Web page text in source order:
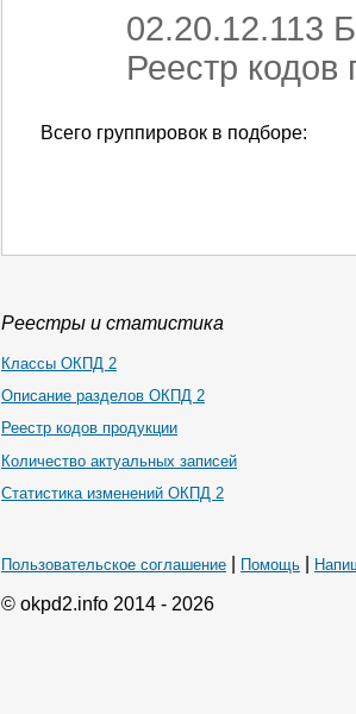
02.20.12.113
Реестр кодов
Всего группировок в подборе:
Реестры и статистика
Классы ОКПД 2
Описание разделов ОКПД 2
Реестр кодов продукции
Количество актуальных записей
Статистика изменений ОКПД 2
Пользовательское соглашение Помощь
© okpd2.info 2014 - 2026